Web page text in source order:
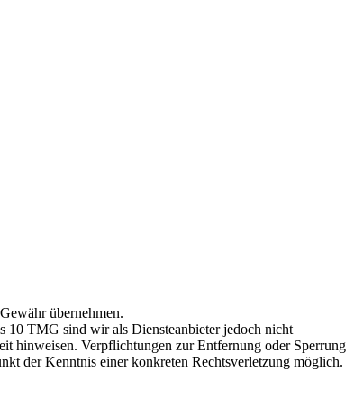
übernehmen.
10 TMG sind wir als Diensteanbieter jedoch nicht
hinweisen. Verpflichtungen zur Entfernung oder Sperrung
der Kenntnis einer konkreten Rechtsverletzung möglich.